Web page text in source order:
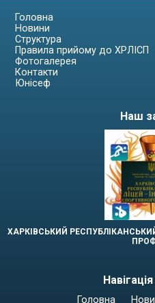
Головна
Новини
Структура
Правила прийому до ХРЛІСП
Фотогалерея
Контакти
Юнісеф
Наш
ХАРКІВСЬКИЙ
Головна